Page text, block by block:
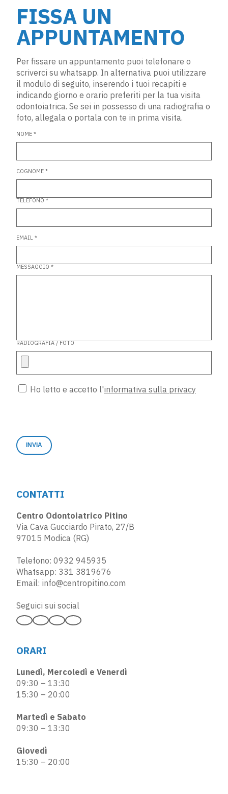
FISSA UN
APPUNTAMENTO
Per fissare un appuntamento puoi telefonare o
scriverci su whatsapp. In alternativa puoi utilizzare
il modulo di seguito, inserendo i tuoi recapiti e
indicando giorno e orario preferiti per la tua visita
odontoiatrica. Se sei in possesso di una radiografia o
foto, allegala o portala con te in prima visita.
NOME *
COGNOME *
TELEFONO *
EMAIL *
MESSAGGIO *
RADIOGRAFIA / FOTO
Ho letto e accetto l'informativa sulla privacy
CONTATTI
Centro Odontoiatrico Pitino
Via Cava Gucciardo Pirato, 27/B
97015 Modica (RG)
Telefono: 0932 945935
Whatsapp: 331 3819676
Email: info@centropitino.com
Seguici sui social
ORARI
Lunedì, Mercoledì e Venerdì
09:30 – 13:30
15:30 – 20:00
Martedì e Sabato
09:30 – 13:30
Giovedì
15:30 – 20:00